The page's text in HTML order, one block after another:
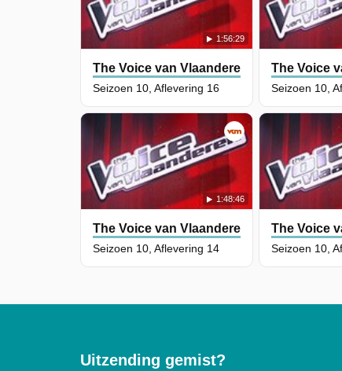
1:56:29
The Voice van Vlaanderen
Seizoen 10, Aflevering 16
The Voice
Seizoen 10,
1:48:46
The Voice van Vlaanderen
Seizoen 10, Aflevering 14
The Voice
Seizoen 10,
Uitzending gemist?